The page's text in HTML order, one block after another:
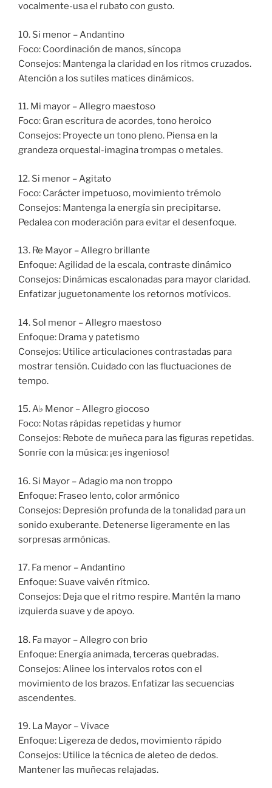
vocalmente-usa el rubato con gusto.
10. Si menor – Andantino
Foco: Coordinación de manos, síncopa
Consejos: Mantenga la claridad en los ritmos cruzados.
Atención a los sutiles matices dinámicos.
11. Mi mayor – Allegro maestoso
Foco: Gran escritura de acordes, tono heroico
Consejos: Proyecte un tono pleno. Piensa en la
grandeza orquestal-imagina trompas o metales.
12. Si menor – Agitato
Foco: Carácter impetuoso, movimiento trémolo
Consejos: Mantenga la energía sin precipitarse.
Pedalea con moderación para evitar el desenfoque.
13. Re Mayor – Allegro brillante
Enfoque: Agilidad de la escala, contraste dinámico
Consejos: Dinámicas escalonadas para mayor claridad.
Enfatizar juguetonamente los retornos motívicos.
14. Sol menor – Allegro maestoso
Enfoque: Drama y patetismo
Consejos: Utilice articulaciones contrastadas para
mostrar tensión. Cuidado con las fluctuaciones de
tempo.
15. A♭ Menor – Allegro giocoso
Foco: Notas rápidas repetidas y humor
Consejos: Rebote de muñeca para las figuras repetidas.
Sonríe con la música: ¡es ingenioso!
16. Si Mayor – Adagio ma non troppo
Enfoque: Fraseo lento, color armónico
Consejos: Depresión profunda de la tonalidad para un
sonido exuberante. Detenerse ligeramente en las
sorpresas armónicas.
17. Fa menor – Andantino
Enfoque: Suave vaivén rítmico.
Consejos: Deja que el ritmo respire. Mantén la mano
izquierda suave y de apoyo.
18. Fa mayor – Allegro con brio
Enfoque: Energía animada, terceras quebradas.
Consejos: Alinee los intervalos rotos con el
movimiento de los brazos. Enfatizar las secuencias
ascendentes.
19. La Mayor – Vivace
Enfoque: Ligereza de dedos, movimiento rápido
Consejos: Utilice la técnica de aleteo de dedos.
Mantener las muñecas relajadas.